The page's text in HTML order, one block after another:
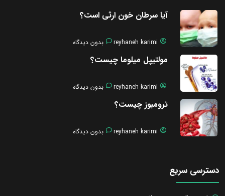
آیا سرطان خون ارثی است؟
reyhaneh karimi بدون دیدگاه
مولتیپل میلوما چیست؟
reyhaneh karimi بدون دیدگاه
ترومبوز چیست؟
reyhaneh karimi بدون دیدگاه
دسترسی سریع